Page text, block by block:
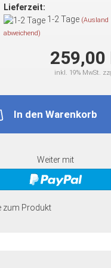
Lieferzeit:
1-2 Tage (Ausland
abweichend)
259,00
inkl. 19% MwSt.
In den Warenkorb
Weiter mit
zum Produkt